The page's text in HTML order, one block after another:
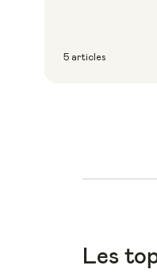
5 articles
Les